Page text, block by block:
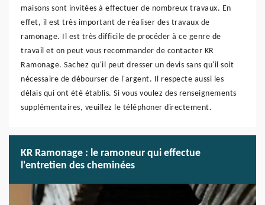
maisons sont invitées à effectuer de nombreux travaux. En
effet, il est très important de réaliser des travaux de
ramonage. Il est très difficile de procéder à ce genre de
travail et on peut vous recommander de contacter KR
Ramonage. Sachez qu'il peut dresser un devis sans qu'il soit
nécessaire de débourser de l'argent. Il respecte aussi les
délais qui ont été établis. Si vous voulez des renseignements
supplémentaires, veuillez le téléphoner directement.
KR Ramonage : le ramoneur qui effectue
l'entretien des cheminées